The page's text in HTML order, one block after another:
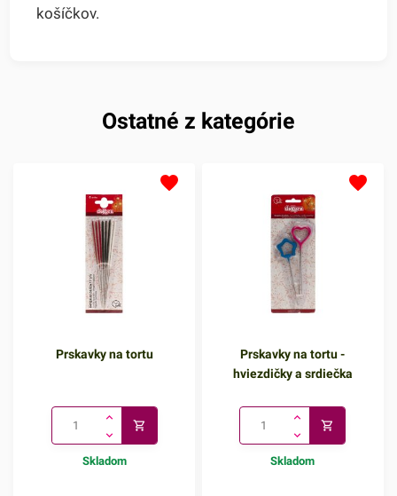
košíčkov.
Ostatné z kategórie
Prskavky na tortu
Skladom
Prskavky na tortu -
hviezdičky a srdiečka
Skladom